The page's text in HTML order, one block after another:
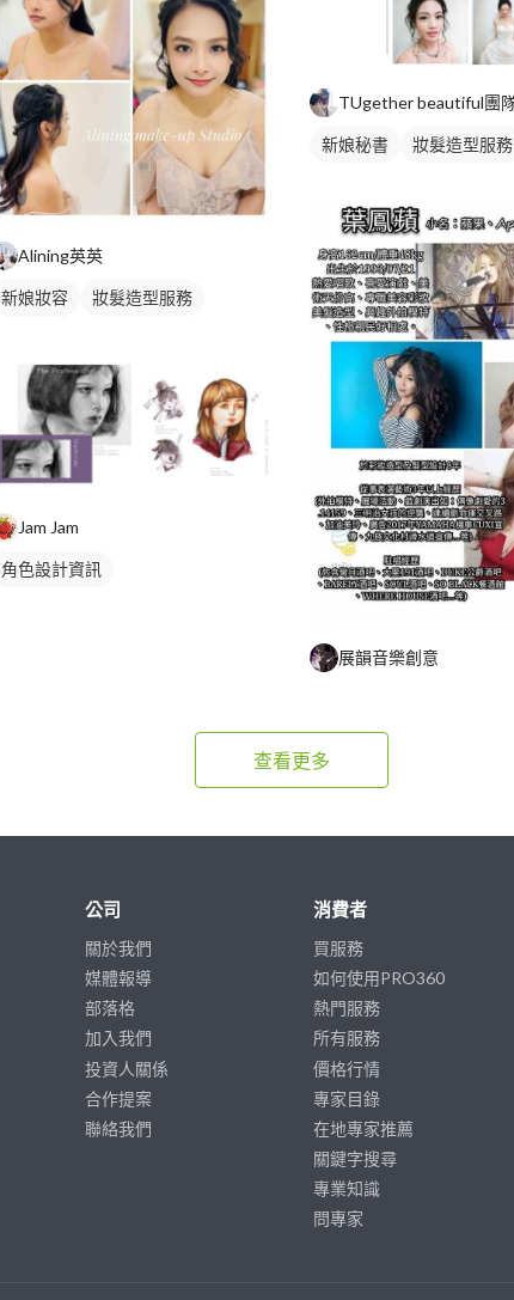
Alining英英
新娘妝容
妝髮造型服務
Jam Jam
角色設計資訊
新娘秘書 妝髮造型服務
展韻音樂創意
查看更多
公司
關於我們
媒體報導
部落格
加入我們
投資人關係
合作提案
聯絡我們
消費者
買服務
如何使用PRO360
熱門服務
所有服務
價格行情
專家目錄
在地專家推薦
關鍵字搜尋
專業知識
問專家